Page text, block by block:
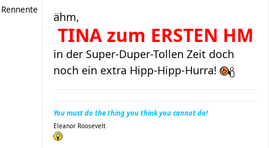
Rennente ähm,
TINA zum ERSTEN HM
in der Super-Duper-Tollen Zeit doch
noch ein extra Hipp-Hipp-Hurra!
You must do the thing you think you cannot do!
Eleanor Roosevelt